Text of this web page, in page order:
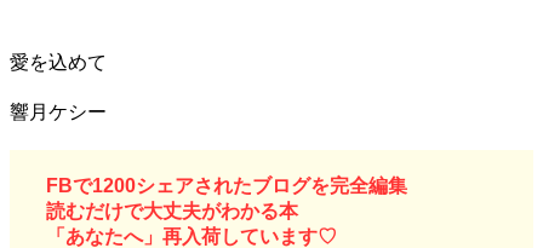
愛を込めて
響月ケシー
FBで1200シェアされたブログを完全編集
読むだけで大丈夫がわかる本
「あなたへ」再入荷しています♡